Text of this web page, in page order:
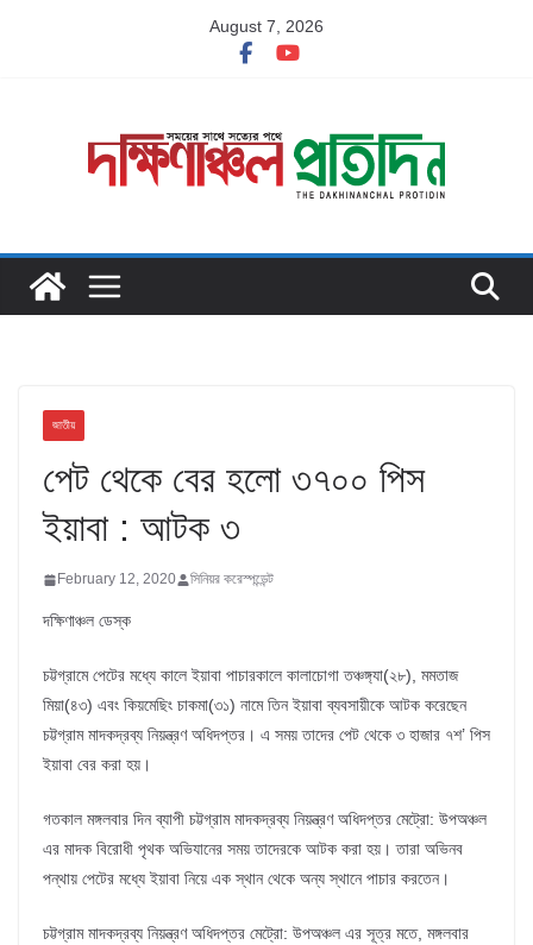
August 7, 2026
জাতীয়
পেট থেকে বের হলো ৩৭০০ পিস
ইয়াবা : আটক ৩
February 12, 2020 সিনিয়র করেস্পন্ডেন্ট
দক্ষিণাঞ্চল ডেস্ক
চট্টগ্রামে পেটের মধ্যে কালে ইয়াবা পাচারকালে কালাচোগা তঞ্চঙ্গ্যা(২৮), মমতাজ
মিয়া(৪৩) এবং কিয়মেছিং চাকমা(৩১) নামে তিন ইয়াবা ব্যবসায়ীকে আটক করেছেন
চট্টগ্রাম মাদকদ্রব্য নিয়ন্ত্রণ অধিদপ্তর। এ সময় তাদের পেট থেকে ৩ হাজার ৭শ’ পিস
ইয়াবা বের করা হয়।
গতকাল মঙ্গলবার দিন ব্যাপী চট্টগ্রাম মাদকদ্রব্য নিয়ন্ত্রণ অধিদপ্তর মেট্রো: উপঅঞ্চল
এর মাদক বিরোধী পৃথক অভিযানের সময় তাদেরকে আটক করা হয়। তারা অভিনব
পন্থায় পেটের মধ্যে ইয়াবা নিয়ে এক স্থান থেকে অন্য স্থানে পাচার করতেন।
চট্টগ্রাম মাদকদ্রব্য নিয়ন্ত্রণ অধিদপ্তর মেট্রো: উপঅঞ্চল এর সূত্র মতে, মঙ্গলবার